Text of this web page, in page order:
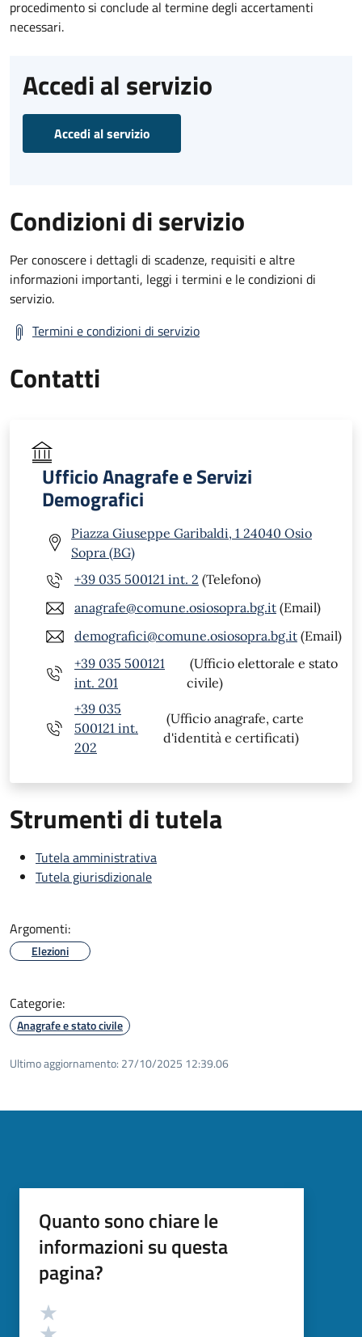
procedimento si conclude al termine degli accertamenti
necessari.
Accedi al servizio
Accedi al servizio
Condizioni di servizio
Per conoscere i dettagli di scadenze, requisiti e altre
informazioni importanti, leggi i termini e le condizioni di
servizio.
Termini e condizioni di servizio
Contatti
Ufficio Anagrafe e Servizi
Demografici
Piazza Giuseppe Garibaldi, 1 24040 Osio
Sopra (BG)
+39 035 500121 int. 2 (Telefono)
anagrafe@comune.osiosopra.bg.it (Email)
demografici@comune.osiosopra.bg.it (Email)
+39 035 500121
int. 201
(Ufficio elettorale e stato
civile)
+39 035
500121 int.
202
(Ufficio anagrafe, carte
d'identità e certificati)
Strumenti di tutela
Tutela amministrativa
Tutela giurisdizionale
Argomenti:
Elezioni
Categorie:
Anagrafe e stato civile
Ultimo aggiornamento: 27/10/2025 12:39.06
Quanto sono chiare le
informazioni su questa
pagina?
Valutazione